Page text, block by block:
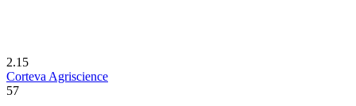
2.15
Corteva Agriscience
57